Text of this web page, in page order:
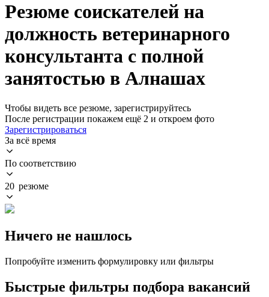
Резюме соискателей на
должность ветеринарного
консультанта с полной
занятостью в Алнашах
Чтобы видеть все резюме, зарегистрируйтесь
После регистрации покажем ещё 2 и откроем фото
Зарегистрироваться
За всё время
По соответствию
20 резюме
Ничего не нашлось
Попробуйте изменить формулировку или фильтры
Быстрые фильтры подбора вакансий